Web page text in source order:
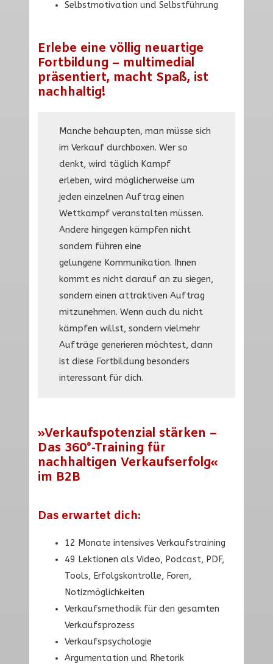
Selbstmotivation und Selbstführung
Erlebe eine völlig neuartige
Fortbildung – multimedial
präsentiert, macht Spaß, ist
nachhaltig!
Manche behaupten, man müsse sich
im Verkauf durchboxen. Wer so
denkt, wird täglich Kampf
erleben, wird möglicherweise um
jeden einzelnen Auftrag einen
Wettkampf veranstalten müssen.
Andere hingegen kämpfen nicht
sondern führen eine
gelungene Kommunikation. Ihnen
kommt es nicht darauf an zu siegen,
sondern einen attraktiven Auftrag
mitzunehmen. Wenn auch du nicht
kämpfen willst, sondern vielmehr
Aufträge generieren möchtest, dann
ist diese Fortbildung besonders
interessant für dich.
»Verkaufspotenzial stärken –
Das 360°-Training für
nachhaltigen Verkaufserfolg«
im B2B
Das erwartet dich:
12 Monate intensives Verkaufstraining
49 Lektionen als Video, Podcast, PDF,
Tools, Erfolgskontrolle, Foren,
Notizmöglichkeiten
Verkaufsmethodik für den gesamten
Verkaufsprozess
Verkaufspsychologie
Argumentation und Rhetorik